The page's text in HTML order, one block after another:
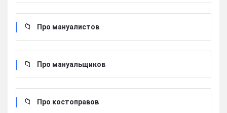
Про мануалистов
Про мануальщиков
Про костоправов